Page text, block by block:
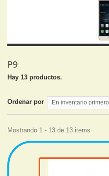
P9
Hay 13 productos.
Ordenar por En inventario primero
Mostrando 1 - 13 de 13 items